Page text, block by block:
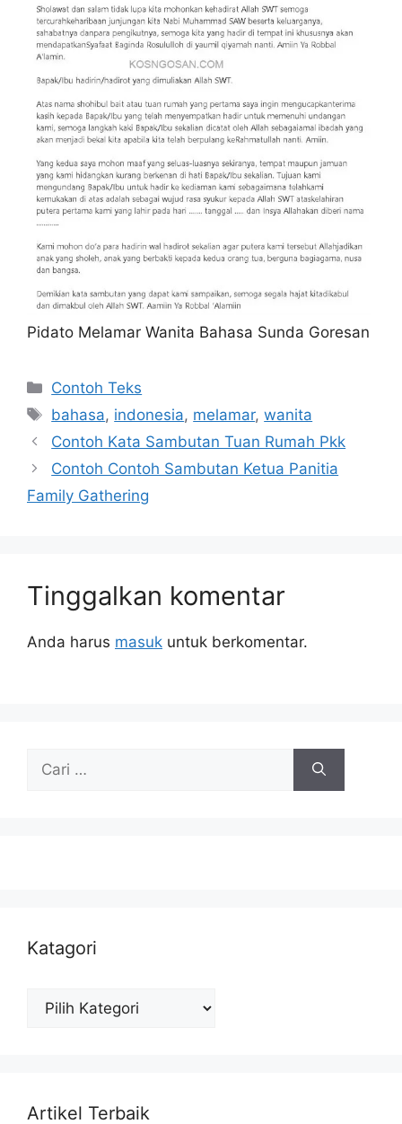
Pidato Melamar Wanita Bahasa Sunda Goresan
Kategori
Contoh Teks
Tag
bahasa, indonesia, melamar,wanita
Contoh Kata Sambutan Tuan Rumah Pkk
Contoh Contoh Sambutan Ketua Panitia
Family Gathering
Tinggalkan komentar
Anda harus masuk untuk berkomentar.
untuk:
Katagori
Katagori
Artikel Terbaik